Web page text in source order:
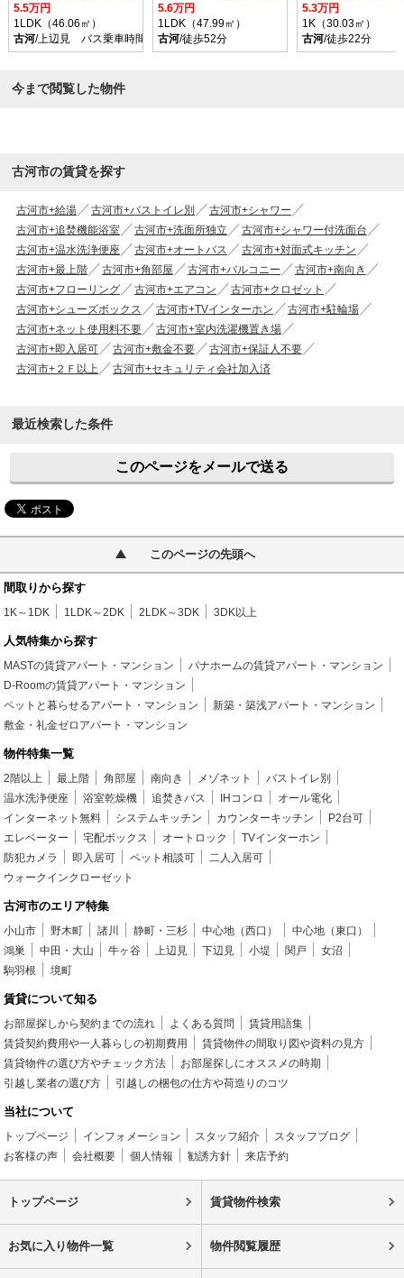
5.5万円
1LDK（46.06㎡）
古河/上辺見 バス乗車時間10分 停歩9分
5.6万円
1LDK（47.99㎡）
古河/徒歩52分
5.3万円
1K（30.03㎡）
古河/徒歩22分
今まで閲覧した物件
古河市の賃貸を探す
古河市+給湯 古河市+バストイレ別
古河市+シャワー
古河市+追焚機能浴室
古河市+洗面所独立
古河市+シャワー付洗面台
古河市+温水洗浄便座
古河市+オートバス
古河市+対面式キッチン
古河市+最上階
古河市+角部屋 古河市+バルコニー
古河市+南向き
古河市+フローリング
古河市+エアコン
古河市+クロゼット
古河市+シューズボックス
古河市+TVインターホン
古河市+駐輪場
古河市+ネット使用料不要
古河市+室内洗濯機置き場
古河市+即入居可
古河市+敷金不要
古河市+保証人不要
古河市+２Ｆ以上
古河市+セキュリティ会社加入済
最近検索した条件
このページをメールで送る
このページの先頭へ
間取りから探す
1K～1DK 1LDK～2DK 2LDK～3DK 3DK以上
人気特集から探す
MASTの賃貸アパート・マンション
パナホームの賃貸アパート・マンション
D-Roomの賃貸アパート・マンション
ペットと暮らせるアパート・マンション
新築・築浅アパート・マンション
敷金・礼金ゼロアパート・マンション
物件特集一覧
2階以上 最上階 角部屋 南向き メゾネット
バストイレ別
温水洗浄便座
浴室乾燥機 追焚きバス IHコンロ
オール電化
インターネット無料
システムキッチン カウンターキッチン
P2台可
エレベーター
宅配ボックス オートロック
TVインターホン
防犯カメラ
即入居可 ペット相談可
二人入居可
ウォークインクローゼット
古河市のエリア特集
小山市 野木町 諸川 静町・三杉 中心地（西口）
中心地（東口）
鴻巣
中田・大山 牛ヶ谷 上辺見 下辺見 小堤 関戸
女沼
駒羽根
境町
賃貸について知る
お部屋探しから契約までの流れ よくある質問
賃貸用語集
賃貸契約費用や一人暮らしの初期費用
賃貸物件の間取り図や資料の見方
賃貸物件の選び方やチェック方法
お部屋探しにオススメの時期
引越し業者の選び方
引越しの梱包の仕方や荷造りのコツ
当社について
トップページ インフォメーション スタッフ紹介
スタッフブログ
お客様の声
会社概要 個人情報 勧誘方針 来店予約
トップページ 賃貸物件検索
お気に入り物件一覧 物件閲覧履歴